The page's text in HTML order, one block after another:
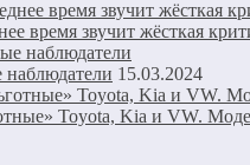
время звучит жёсткая
15.03.2024
Toyota, Kia и VW.